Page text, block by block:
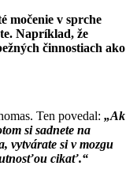
močenie v sprche
Napríklad, že
činnostiach ako
Ten povedal: „Ak
si sadnete na
vytvárate si v mozgu
cikať.“